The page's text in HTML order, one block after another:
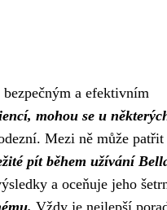
a efektivním
mohou se u
Mezi ně může patřit
pít během užívání
a oceňuje jeho